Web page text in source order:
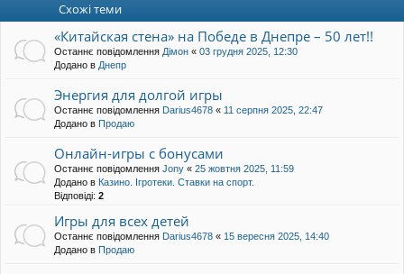
Схожі теми
«Китайская стена» на Победе в Днепре – 50 лет!!
Останнє повідомлення Дімон « 03 грудня 2025, 12:30
Додано в Днепр
Энергия для долгой игры
Останнє повідомлення Darius4678 « 11 серпня 2025, 22:47
Додано в Продаю
Онлайн-игры с бонусами
Останнє повідомлення Jony « 25 жовтня 2025, 11:59
Додано в Казино. Ігротеки. Ставки на спорт.
Відповіді: 2
Игры для всех детей
Останнє повідомлення Darius4678 « 15 вересня 2025, 14:40
Додано в Продаю